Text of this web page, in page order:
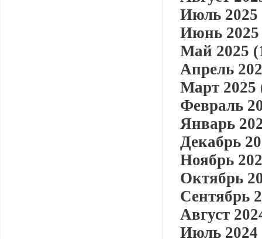
Июль 2025
Июнь 2025
Май 2025
Апрель
Март 2025
Февраль
Январь
Декабрь
Ноябрь
Октябрь
Сентябрь
Август
Июль 2024